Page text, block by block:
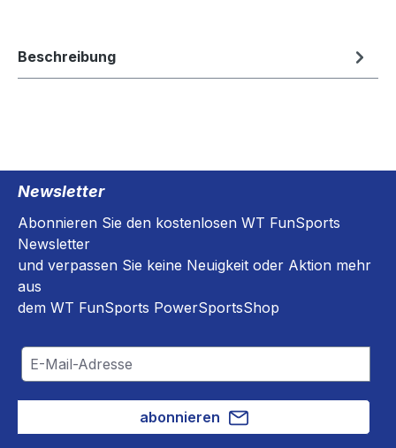
Beschreibung
Newsletter
Abonnieren Sie den kostenlosen WT FunSports
Newsletter
und verpassen Sie keine Neuigkeit oder Aktion mehr
aus
dem WT FunSports PowerSportsShop
abonnieren